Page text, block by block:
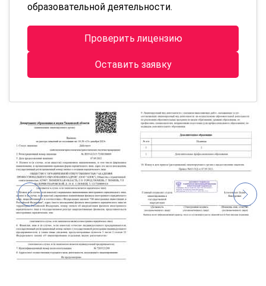
образовательной деятельности.
Проверить лицензию
Оставить заявку